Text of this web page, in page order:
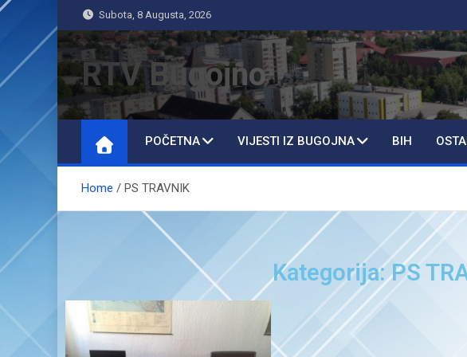
Subota, 8 Augusta, 2026
RTV Bugojno
POČETNA VIJESTI IZ BUGOJNA BIH
Home PS TRAVNIK
Kategorija: PS